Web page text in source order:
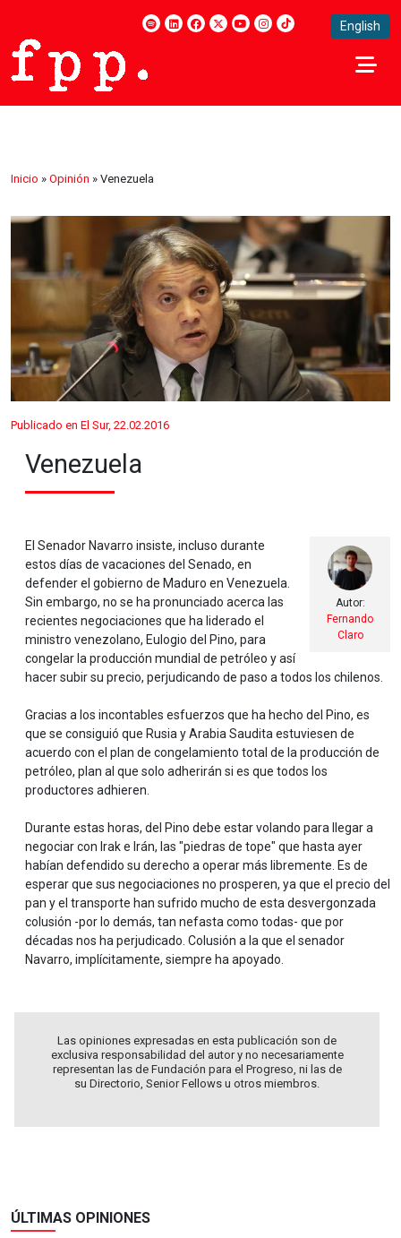
English
Inicio » Opinión » Venezuela
Publicado en El Sur, 22.02.2016
Venezuela
Autor:
Fernando
Claro
El Senador Navarro insiste, incluso durante
estos días de vacaciones del Senado, en
defender el gobierno de Maduro en Venezuela.
Sin embargo, no se ha pronunciado acerca las
recientes negociaciones que ha liderado el
ministro venezolano, Eulogio del Pino, para
congelar la producción mundial de petróleo y así
hacer subir su precio, perjudicando de paso a todos los chilenos.
Gracias a los incontables esfuerzos que ha hecho del Pino, es
que se consiguió que Rusia y Arabia Saudita estuviesen de
acuerdo con el plan de congelamiento total de la producción de
petróleo, plan al que solo adherirán si es que todos los
productores adhieren.
Durante estas horas, del Pino debe estar volando para llegar a
negociar con Irak e Irán, las "piedras de tope" que hasta ayer
habían defendido su derecho a operar más libremente. Es de
esperar que sus negociaciones no prosperen, ya que el precio del
pan y el transporte han sufrido mucho de esta desvergonzada
colusión -por lo demás, tan nefasta como todas- que por
décadas nos ha perjudicado. Colusión a la que el senador
Navarro, implícitamente, siempre ha apoyado.
Las opiniones expresadas en esta publicación son de
exclusiva responsabilidad del autor y no necesariamente
representan las de Fundación para el Progreso, ni las de
su Directorio, Senior Fellows u otros miembros.
ÚLTIMAS OPINIONES